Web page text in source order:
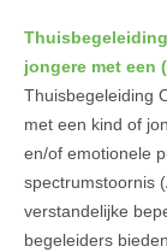
jongere met een
Thuisbegeleiding
met een kind of
en/of emotionele
spectrumstoornis
verstandelijke
begeleiders